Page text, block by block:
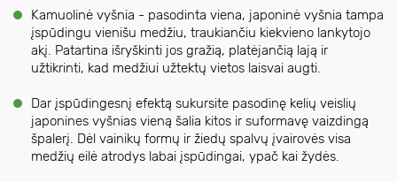
Kamuolinė vyšnia - pasodinta viena, japoninė vyšnia tampa
įspūdingu vienišu medžiu, traukiančiu kiekvieno lankytojo
akį. Patartina išryškinti jos gražią, platėjančią lają ir
užtikrinti, kad medžiui užtektų vietos laisvai augti.
Dar įspūdingesnį efektą sukursite pasodinę kelių veislių
japonines vyšnias vieną šalia kitos ir suformavę vaizdingą
špalerį. Dėl vainikų formų ir žiedų spalvų įvairovės visa
medžių eilė atrodys labai įspūdingai, ypač kai žydės.